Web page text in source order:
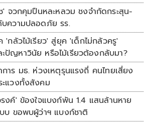
' จวกคุมปืนหละหลวม ชงจำกัดกระสุน-
บความปลอดภัย รร.
'กลัวไม้เรียว' สู่ยุค 'เด็กไม่กลัวครู'
ะปัญหาวินัย หรือไม้เรียวต้องกลับมา?
การ มธ. ห่วงเหตุรุนแรงถี่ คนไทยเสี่ยง
ะแวงทั้งสังคม
งค์' ข้องใจแบงก์พัน 1.4 แสนล้านหาย
บบ ขอพบผู้ว่าฯ แบงก์ชาติ